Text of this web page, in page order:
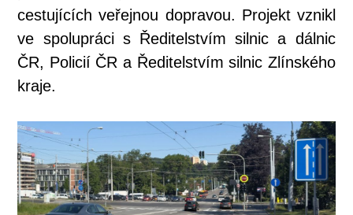
cestujících veřejnou dopravou. Projekt vznikl
ve spolupráci s Ředitelstvím silnic a dálnic
ČR, Policií ČR a Ředitelstvím silnic Zlínského
kraje.